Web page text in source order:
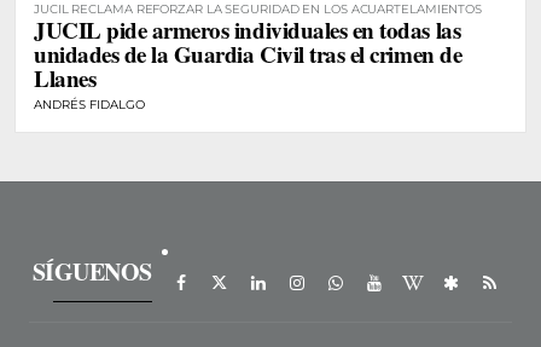
JUCIL RECLAMA REFORZAR LA SEGURIDAD EN LOS ACUARTELAMIENTOS
JUCIL pide armeros individuales en todas las
unidades de la Guardia Civil tras el crimen de
Llanes
ANDRÉS FIDALGO
SÍGUENOS